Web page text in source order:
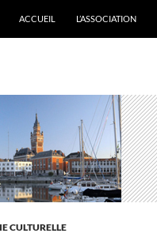
ACCUEIL L’ASSOCIATION
CULTURELLE